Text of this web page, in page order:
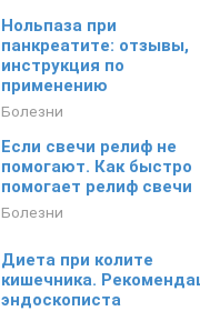
Нольпаза при
панкреатите: отзывы,
инструкция по
применению
Болезни
Если свечи релиф не
помогают. Как быстро
помогает релиф свечи
Болезни
Диета при колите
кишечника.
эндоскописта